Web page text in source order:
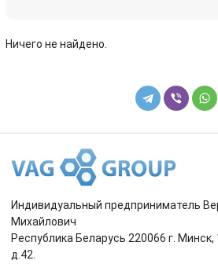
Ничего не найдено.
Индивидуальный предприниматель
Михайлович
Республика Беларусь 220066 г.
д.42.